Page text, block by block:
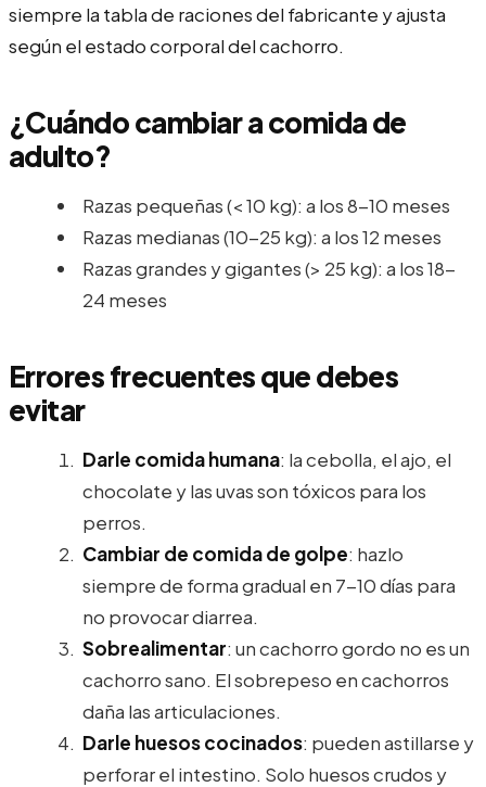
siempre la tabla de raciones del fabricante y ajusta
según el estado corporal del cachorro.
¿Cuándo cambiar a comida de
adulto?
Razas pequeñas (< 10 kg): a los 8-10 meses
Razas medianas (10-25 kg): a los 12 meses
Razas grandes y gigantes (> 25 kg): a los 18-
24 meses
Errores frecuentes que debes
evitar
Darle comida humana: la cebolla, el ajo, el
chocolate y las uvas son tóxicos para los
perros.
Cambiar de comida de golpe: hazlo
siempre de forma gradual en 7-10 días para
no provocar diarrea.
Sobrealimentar: un cachorro gordo no es un
cachorro sano. El sobrepeso en cachorros
daña las articulaciones.
Darle huesos cocinados: pueden astillarse y
perforar el intestino. Solo huesos crudos y